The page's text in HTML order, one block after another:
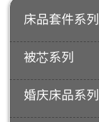
床品套件系列
被芯系列
婚庆床品系列